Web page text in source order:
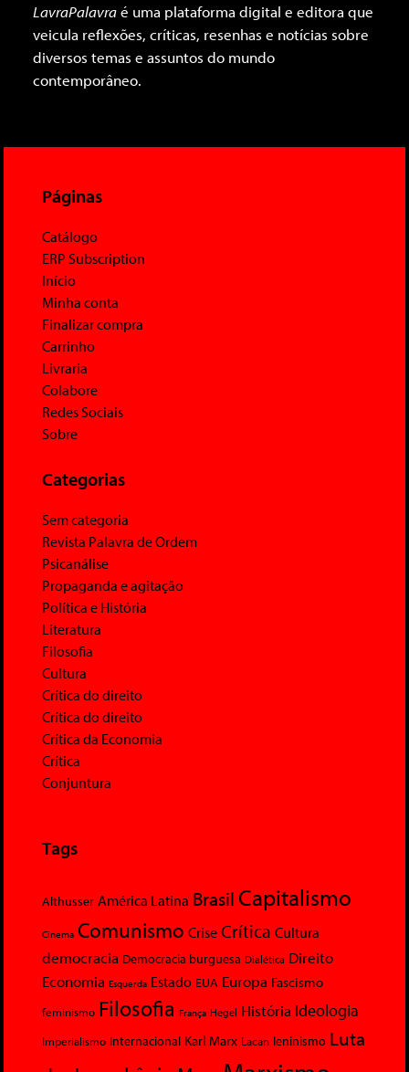
LavraPalavraé uma plataforma digital e editora que
veicula reflexões, críticas, resenhas e notícias sobre
diversos temas e assuntos do mundo
contemporâneo.
Páginas
Catálogo
ERP Subscription
Início
Minha conta
Finalizar compra
Carrinho
Livraria
Colabore
Redes Sociais
Sobre
Categorias
Sem categoria
Revista Palavra de Ordem
Psicanálise
Propaganda e agitação
Política e História
Literatura
Filosofia
Cultura
Crítica do direito
Crítica do direito
Crítica da Economia
Crítica
Conjuntura
Tags
Althusser América Latina Brasil Capitalismo
Cinema Comunismo Crise Crítica Cultura
democracia Democracia burguesa Dialética Direito
Economia Esquerda Estado EUA Europa Fascismo
feminismo Filosofia França Hegel História Ideologia
Imperialismo Internacional Karl Marx Lacan leninismo Luta